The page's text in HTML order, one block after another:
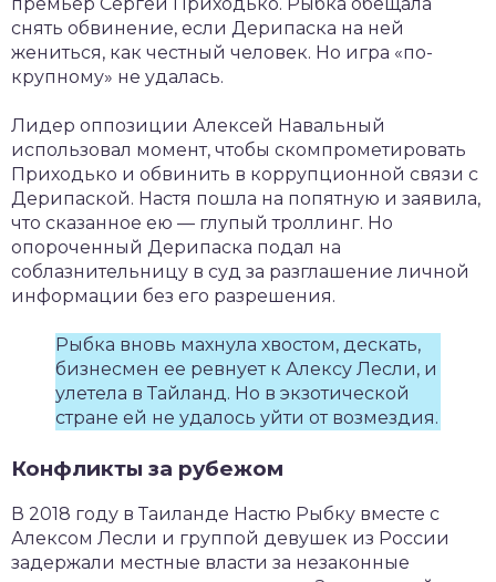
снять обвинение, если Дерипаска на ней
жениться, как честный человек. Но игра «по-
крупному» не удалась.
Лидер оппозиции Алексей Навальный
использовал момент, чтобы скомпрометировать
Приходько и обвинить в коррупционной связи с
Дерипаской. Настя пошла на попятную и заявила,
что сказанное ею — глупый троллинг. Но
опороченный Дерипаска подал на
соблазнительницу в суд за разглашение личной
информации без его разрешения.
Рыбка вновь махнула хвостом, дескать,
бизнесмен ее ревнует к Алексу Лесли, и
улетела в Тайланд. Но в экзотической
стране ей не удалось уйти от возмездия.
Конфликты за рубежом
В 2018 году в Таиланде Настю Рыбку вместе с
Алексом Лесли и группой девушек из России
задержали местные власти за незаконные